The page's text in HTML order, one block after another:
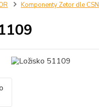
Komponenty Zetor dle CSN